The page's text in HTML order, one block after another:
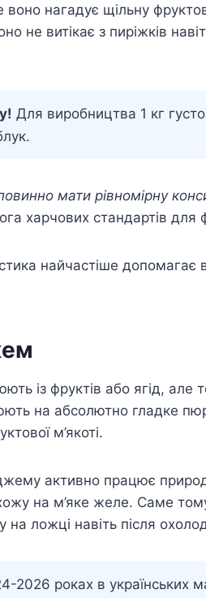
нагадує щільну
не витікає з пиріжків
Для виробництва 1 кг
мати рівномірну
харчових стандартів для
найчастіше допомагає
із фруктів або ягід, але
на абсолютно гладке
м’якоті.
активно працює
на м’яке желе. Саме
на ложці навіть після
2026 роках в українських